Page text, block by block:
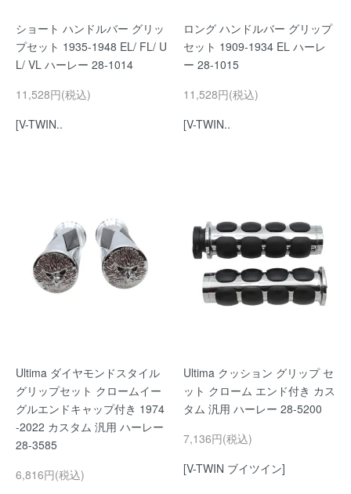
ショート ハンドルバー グリッ
プセット 1935-1948 EL/ FL/ U
L/ VL ハーレー 28-1014
11,528円(税込)
[V-TWIN..
ロング ハンドルバー グリップ
セット 1909-1934 EL ハーレ
ー 28-1015
11,528円(税込)
[V-TWIN..
Ultima ダイヤモンドスタイル
グリップセット クロームイー
グルエンドキャップ付き 1974
-2022 カスタム 汎用 ハーレー
28-3585
6,816円(税込)
Ultima クッション グリップ セ
ット クローム エンド付き カス
タム 汎用 ハーレー 28-5200
7,136円(税込)
[V-TWIN ブイツイン]